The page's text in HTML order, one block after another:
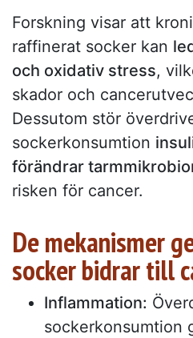
Forskning visar att
raffinerat socker kan
och oxidativ stress,
skador och
Dessutom stör
sockerkonsumtion
förändrar
risken för cancer.
De mekanismer
socker bidrar till
Inflammation:
sockerkonsumtion